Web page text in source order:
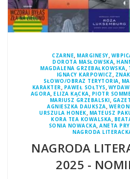
CZARNE, MARGINESY,
DOROTA MASŁOWSKA,
MAGDALENA GRZEBAŁKOWSKA,
IGNACY KARPOWICZ, ZNAK
SŁOWO/OBRAZ TERYTORIA,
KARAKTER, PAWEŁ SOŁTYS,
AGORA, ELIZA KĄCKA, PIOTR
MARIUSZ GRZEBALSKI,
AGNIESZKA DAUKSZA,
URSZULA HONEK, MATEUSZ
KORA TEA KOWALSKA,
SONIA NOWACKA,ANETA
NAGRODA
NAGRODA
2025 -